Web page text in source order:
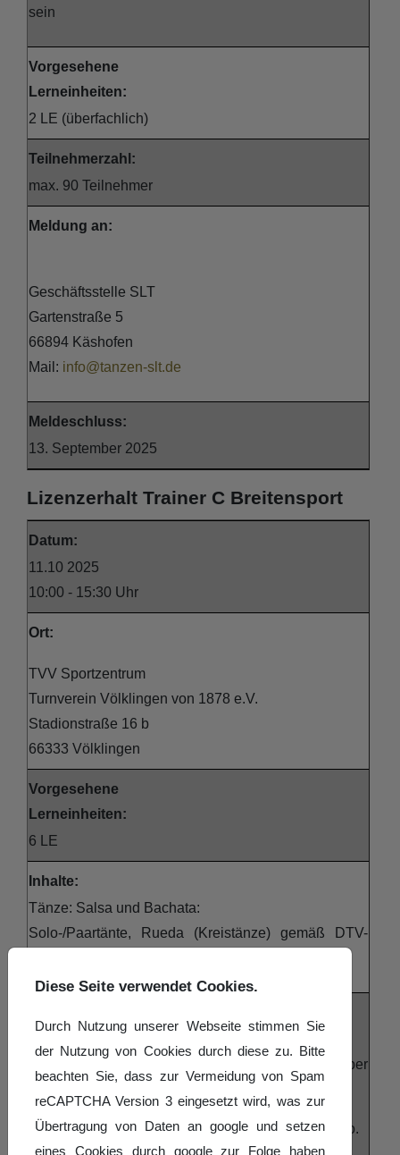
sein
Vorgesehene
Lerneinheiten:
2 LE (überfachlich)
Teilnehmerzahl:
max. 90 Teilnehmer
Meldung an:
Geschäftsstelle SLT
Gartenstraße 5
66894 Käshofen
Mail: info@tanzen-slt.de
Meldeschluss:
13. September 2025
Lizenzerhalt Trainer C Breitensport
Datum:
11.10 2025
10:00 - 15:30 Uhr
Ort:
TVV Sportzentrum
Turnverein Völklingen von 1878 e.V.
Stadionstraße 16 b
66333 Völklingen
Vorgesehene
Lerneinheiten:
6 LE
Inhalte:
Tänze: Salsa und Bachata:
Solo-/Paartänte, Rueda (Kreistänze) gemäß DTV-
25,- € für Interessierte und 30,- € für Lizenzinhaber
Zahlung an TV Völklingen per Überweisung auf Kto.
Diese Seite verwendet Cookies.
Durch Nutzung unserer Webseite stimmen Sie
der Nutzung von Cookies durch diese zu. Bitte
beachten Sie, dass zur Vermeidung von Spam
reCAPTCHA Version 3 eingesetzt wird, was zur
Übertragung von Daten an google und setzen
eines Cookies durch google zur Folge haben